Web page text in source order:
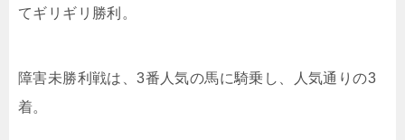
てギリギリ勝利。
障害未勝利戦は、3番人気の馬に騎乗し、人気通りの3
着。